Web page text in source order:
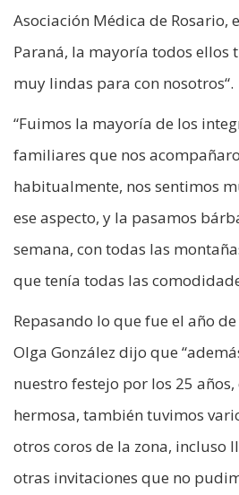
Asociación Médica de Rosario,
Paraná, la mayoría todos ellos
muy lindas para con nosotros“.
“Fuimos la mayoría de los
familiares que nos
habitualmente, nos sentimos
ese aspecto, y la pasamos
semana, con todas las
que tenía todas las
Repasando lo que fue el año
Olga González dijo que
nuestro festejo por los 25
hermosa, también tuvimos
otros coros de la zona, incluso
otras invitaciones que no